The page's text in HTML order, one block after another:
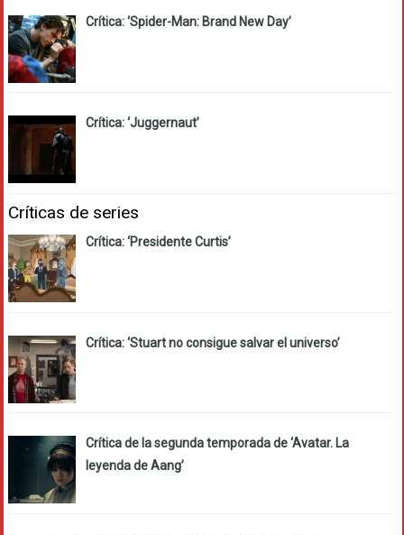
Crítica: ‘Spider-Man: Brand New Day’
Crítica: ‘Juggernaut’
Críticas de series
Crítica: ‘Presidente Curtis’
Crítica: ‘Stuart no consigue salvar el universo’
Crítica de la segunda temporada de ‘Avatar. La
leyenda de Aang’